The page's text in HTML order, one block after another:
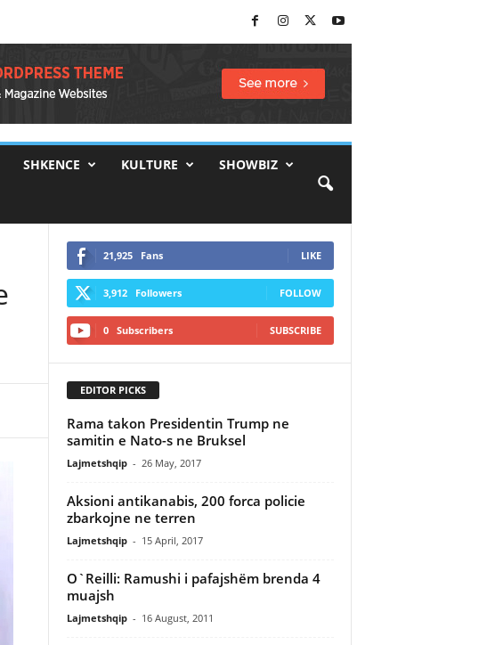
SHKENCE KULTURE SHOWBIZ
21,925 Fans LIKE
3,912 Followers FOLLOW
0 Subscribers SUBSCRIBE
EDITOR PICKS
Rama takon Presidentin Trump ne
samitin e Nato-s ne Bruksel
Lajmetshqip - 26 May, 2017
Aksioni antikanabis, 200 forca policie
zbarkojne ne terren
Lajmetshqip - 15 April, 2017
O`Reilli: Ramushi i pafajshëm brenda 4
muajsh
Lajmetshqip - 16 August, 2011